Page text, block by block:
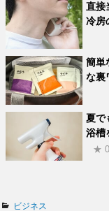
直接
冷房
簡単
な裏
夏で
浴槽
★ 0
カ
ビジネス